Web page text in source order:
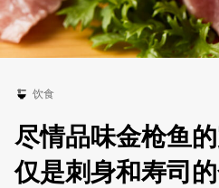
饮食
尽情品味金枪鱼
仅是刺身和寿司